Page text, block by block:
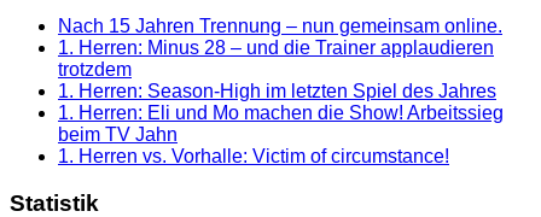
Nach 15 Jahren Trennung – nun gemeinsam online.
1. Herren: Minus 28 – und die Trainer applaudieren
trotzdem
1. Herren: Season-High im letzten Spiel des Jahres
1. Herren: Eli und Mo machen die Show! Arbeitssieg
beim TV Jahn
1. Herren vs. Vorhalle: Victim of circumstance!
Statistik